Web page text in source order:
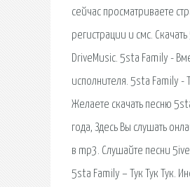
сейчас просматриваете
регистрации и смс.
DriveMusic. 5sta Family -
исполнителя. 5sta Family -
Желаете скачать песню
года, Здесь Вы слушать
в mp3. Слушайте песни
5sta Family – Тук Тук Тук.